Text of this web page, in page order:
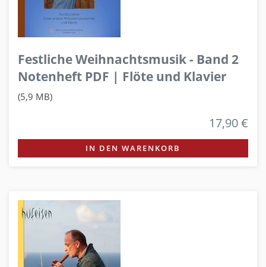
Festliche Weihnachtsmusik - Band 2
Notenheft PDF | Flöte und Klavier
(5,9 MB)
17,90 €
IN DEN WARENKORB